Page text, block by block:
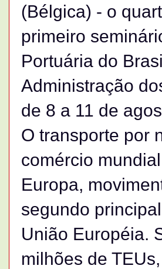
(Bélgica) - o
primeiro
Portuária do
Administração
de 8 a 11 de
O transporte por
comércio
Europa,
segundo
União Européia.
milhões de